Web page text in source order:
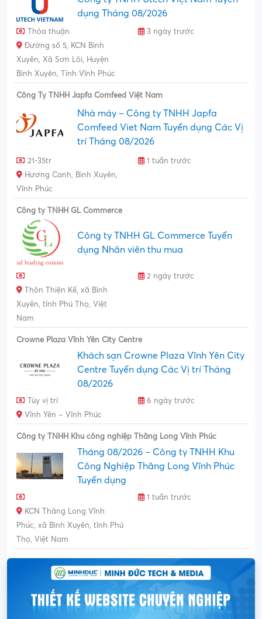
dụng Tháng 08/2026
Thỏa thuận
3 ngày trước
Đường số 5, KCN Bình
Xuyên, Xã Sơn Lôi, Huyện
Bình Xuyên, Tỉnh Vĩnh Phúc
Công Ty TNHH Japfa Comfeed Việt Nam
Nhà máy – Công ty TNHH Japfa
Comfeed Viet Nam Tuyển dụng Các Vị
trí Tháng 08/2026
21-35tr
1 tuần trước
Hương Canh, Bình Xuyên,
Vĩnh Phúc
Công ty TNHH GL Commerce
Công ty TNHH GL Commerce Tuyển
dụng Nhân viên thu mua
2 ngày trước
Thôn Thiện Kế, xã Bình
Xuyên, tỉnh Phú Thọ, Việt
Nam
Crowne Plaza Vĩnh Yên City Centre
Khách sạn Crowne Plaza Vĩnh Yên City
Centre Tuyển dụng Các Vị trí Tháng
08/2026
Tùy vị trí
6 ngày trước
Vĩnh Yên – Vĩnh Phúc
Công ty TNHH Khu công nghiệp Thăng Long Vĩnh Phúc
Tháng 08/2026 – Công ty TNHH Khu
Công Nghiệp Thăng Long Vĩnh Phúc
Tuyển dụng
1 tuần trước
KCN Thăng Long Vĩnh
Phúc, xã Bình Xuyên, tỉnh Phú
Thọ, Việt Nam